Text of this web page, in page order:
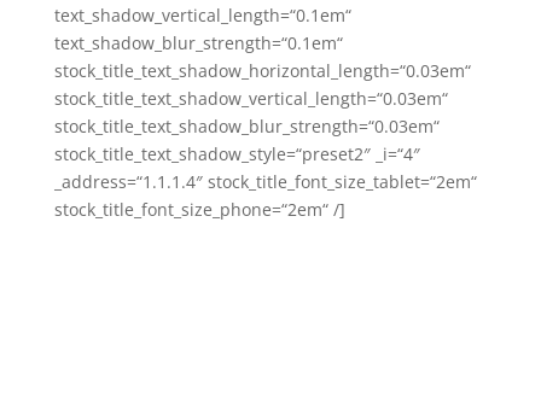
text_shadow_vertical_length=“0.1em“
text_shadow_blur_strength=“0.1em“
stock_title_text_shadow_horizontal_length=“0.03em“
stock_title_text_shadow_vertical_length=“0.03em“
stock_title_text_shadow_blur_strength=“0.03em“
stock_title_text_shadow_style=“preset2″ _i=“4″
_address=“1.1.1.4″ stock_title_font_size_tablet=“2em“
stock_title_font_size_phone=“2em“ /]